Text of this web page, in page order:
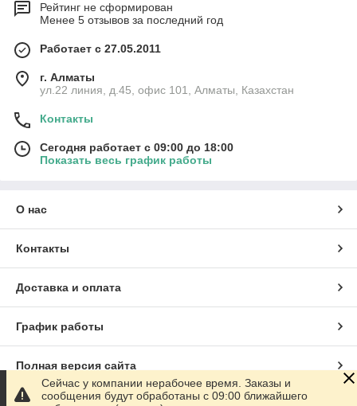
Рейтинг не сформирован
Менее 5 отзывов за последний год
Работает с 27.05.2011
г. Алматы
ул.22 линия, д.45, офис 101, Алматы, Казахстан
Контакты
Сегодня работает с 09:00 до 18:00
Показать весь график работы
О нас
Контакты
Доставка и оплата
График работы
Полная версия сайта
Сейчас у компании нерабочее время. Заказы и
сообщения будут обработаны с 09:00 ближайшего